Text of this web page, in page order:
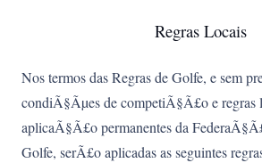
Regras Locais
Nos termos das Regras de Golfe, e sem
condiÃ§Ãµes de competiÃ§Ã£o e regras
aplicaÃ§Ã£o permanentes da
Golfe, serÃ£o aplicadas as seguintes